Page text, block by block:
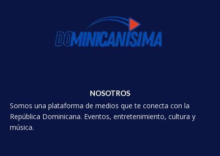
NOSOTROS
Somos una plataforma de medios que te conecta con la
República Dominicana. Eventos, entretenimiento, cultura y
música.